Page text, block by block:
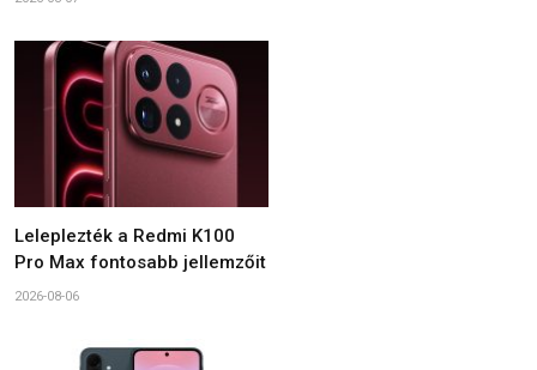
Leleplezték a Redmi K100
Pro Max fontosabb jellemzőit
2026-08-06